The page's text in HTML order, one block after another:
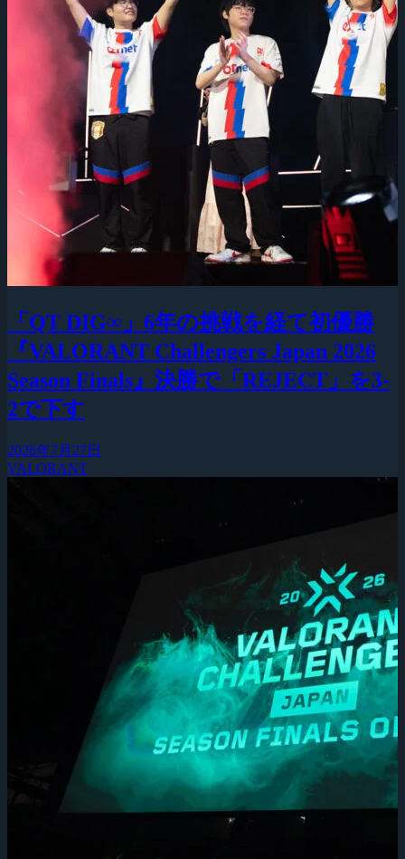
「QT DIG∞」6年の挑戦を経て初優勝
『VALORANT Challengers Japan 2026
Season Finals』決勝で「REJECT」を3-
2で下す
2026年7月27日
VALORANT